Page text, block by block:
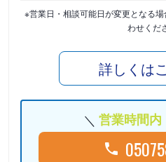
※営業日・相談可能日が変更となる
わせくだ
詳しくは
営業時間内